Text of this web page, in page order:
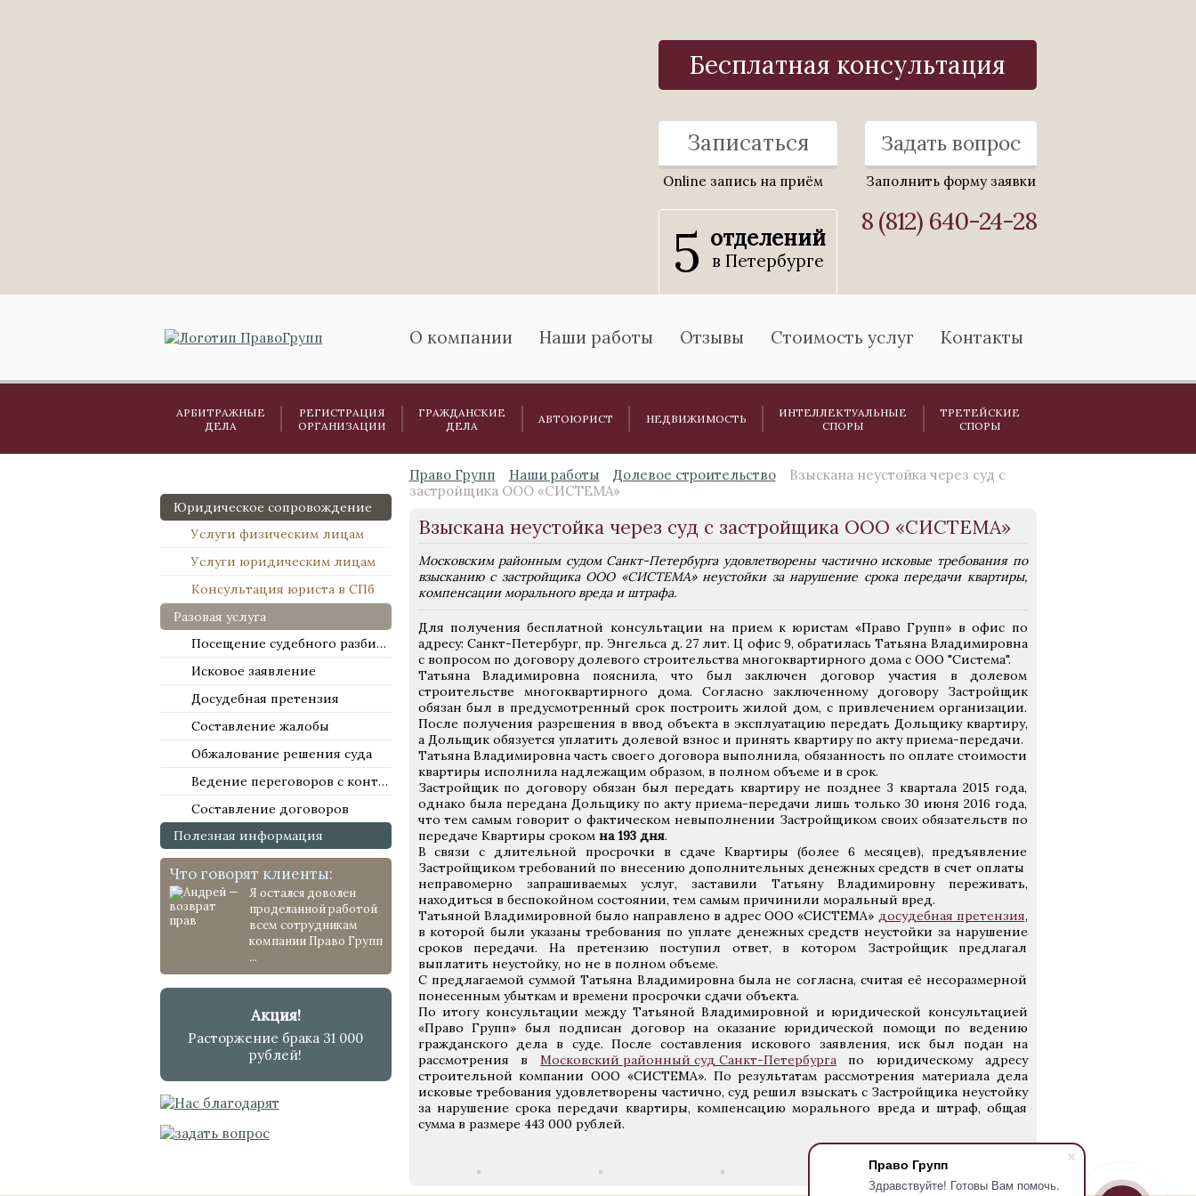
Право Групп
Здравствуйте! Готовы Вам помочь.
Бесплатная консультация
Записаться
Online запись на приём
Задать вопрос
Заполнить форму заявки
5 отделений
в Петербурге
8 (812) 640-24-28
О компании Наши работы Отзывы Стоимость услуг Контакты
АРБИТРАЖНЫЕ
ДЕЛА
РЕГИСТРАЦИЯ
ОРГАНИЗАЦИИ
ГРАЖДАНСКИЕ
ДЕЛА
АВТОЮРИСТ НЕДВИЖИМОСТЬ
ИНТЕЛЛЕКТУАЛЬНЫЕ
СПОРЫ
ТРЕТЕЙСКИЕ
СПОРЫ
Юридическое сопровождение
Услуги физическим лицам
Услуги юридическим лицам
Консультация юриста в СПб
Разовая услуга
Посещение судебного разбирательства
Исковое заявление
Досудебная претензия
Составление жалобы
Обжалование решения суда
Ведение переговоров с контрагентами
Составление договоров
Полезная информация
Что говорят клиенты:
Я остался доволен
проделанной работой
всем сотрудникам
компании Право Групп
...
Акция!
Расторжение брака 31 000
рублей!
Право Групп Наши работы Долевое строительство
Взыскана неустойка через суд с
застройщика ООО «СИСТЕМА»
Взыскана неустойка через суд с застройщика ООО «СИСТЕМА»
Московским районным судом Санкт-Петербурга удовлетворены частично исковые требования по
взысканию с застройщика ООО «СИСТЕМА» неустойки за нарушение срока передачи квартиры,
компенсации морального вреда и штрафа.
Для получения бесплатной консультации на прием к юристам «Право Групп» в офис по
адресу: Санкт-Петербург, пр. Энгельса д. 27 лит. Ц офис 9, обратилась Татьяна Владимировна
с вопросом по договору долевого строительства многоквартирного дома с ООО "Система".
Татьяна Владимировна пояснила, что был заключен договор участия в долевом
строительстве многоквартирного дома. Согласно заключенному договору Застройщик
обязан был в предусмотренный срок построить жилой дом, с привлечением организации.
После получения разрешения в ввод объекта в эксплуатацию передать Дольщику квартиру,
а Дольщик обязуется уплатить долевой взнос и принять квартиру по акту приема-передачи.
Татьяна Владимировна часть своего договора выполнила, обязанность по оплате стоимости
квартиры исполнила надлежащим образом, в полном объеме и в срок.
Застройщик по договору обязан был передать квартиру не позднее 3 квартала 2015 года,
однако была передана Дольщику по акту приема-передачи лишь только 30 июня 2016 года,
что тем самым говорит о фактическом невыполнении Застройщиком своих обязательств по
передаче Квартиры сроком на 193 дня.
В связи с длительной просрочки в сдаче Квартиры (более 6 месяцев), предъявление
Застройщиком требований по внесению дополнительных денежных средств в счет оплаты
неправомерно запрашиваемых услуг, заставили Татьяну Владимировну переживать,
находиться в беспокойном состоянии, тем самым причинили моральный вред.
Татьяной Владимировной было направлено в адрес ООО «СИСТЕМА» досудебная претензия,
в которой были указаны требования по уплате денежных средств неустойки за нарушение
сроков передачи. На претензию поступил ответ, в котором Застройщик предлагал
выплатить неустойку, но не в полном объеме.
С предлагаемой суммой Татьяна Владимировна была не согласна, считая её несоразмерной
понесенным убыткам и времени просрочки сдачи объекта.
По итогу консультации между Татьяной Владимировной и юридической консультацией
«Право Групп» был подписан договор на оказание юридической помощи по ведению
гражданского дела в суде. После составления искового заявления, иск был подан на
рассмотрения в Московский районный суд Санкт-Петербургапо юридическому адресу
строительной компании ООО «СИСТЕМА». По результатам рассмотрения материала дела
исковые требования удовлетворены частично, суд решил взыскать с Застройщика неустойку
за нарушение срока передачи квартиры, компенсацию морального вреда и штраф, общая
сумма в размере 443 000 рублей.